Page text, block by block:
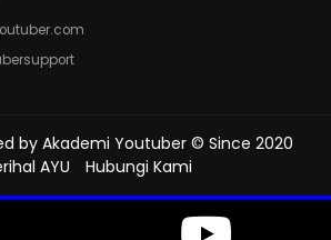
by Akademi Youtuber © Since 2020
AYU
Hubungi Kami